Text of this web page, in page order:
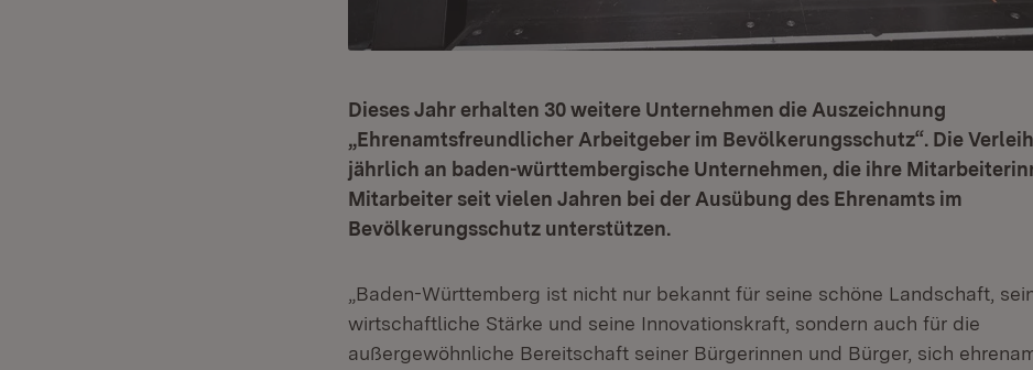
Dieses Jahr erhalten 30 weitere Unternehmen die Auszeichnung
„Ehrenamtsfreundlicher Arbeitgeber im Bevölkerungsschutz“. Die
jährlich an baden-württembergische Unternehmen, die ihre
Mitarbeiter seit vielen Jahren bei der Ausübung des Ehrenamts im
Bevölkerungsschutz unterstützen.
„Baden-Württemberg ist nicht nur bekannt für seine schöne Landschaft,
wirtschaftliche Stärke und seine Innovationskraft, sondern auch für die
außergewöhnliche Bereitschaft seiner Bürgerinnen und Bürger, sich